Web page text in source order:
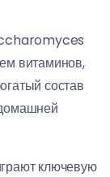
витаминов,
состав
ключевую